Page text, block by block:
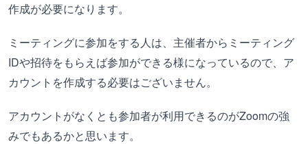
作成が必要になります。
ミーティングに参加をする人は、主催者からミーティング
IDや招待をもらえば参加ができる様になっているので、ア
カウントを作成する必要はございません。
アカウントがなくとも参加者が利用できるのがZoomの強
みでもあるかと思います。